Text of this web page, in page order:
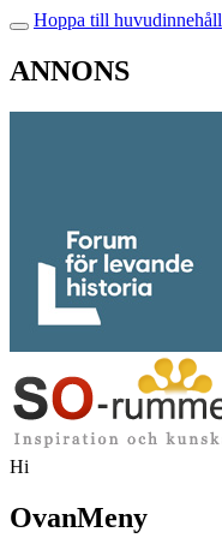
Hoppa till huvudinnehåll
ANNONS
Hi
OvanMeny